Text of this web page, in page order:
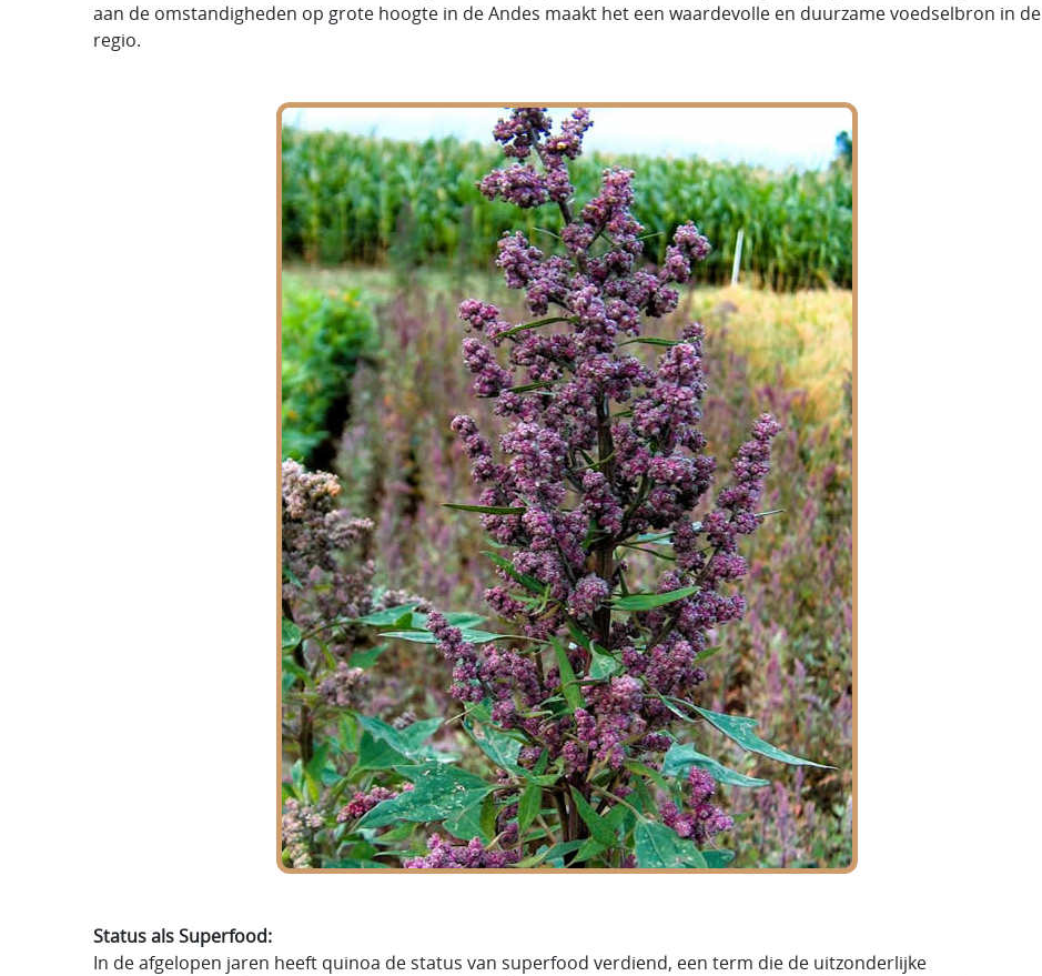
aan de omstandigheden op grote hoogte in de Andes maakt het een waardevolle en duurzame voedselbron in de
regio.
Status als Superfood:
In de afgelopen jaren heeft quinoa de status van superfood verdiend, een term die de uitzonderlijke